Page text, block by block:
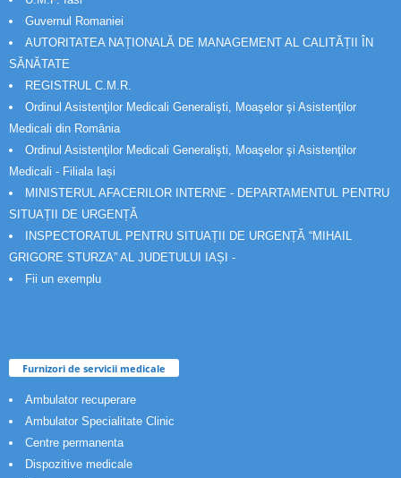
Guvernul Romaniei
AUTORITATEA NAȚIONALĂ DE MANAGEMENT AL CALITĂȚII ÎN
SĂNĂTATE
REGISTRUL C.M.R.
Ordinul Asistenţilor Medicali Generalişti, Moaşelor şi Asistenţilor
Medicali din România
Ordinul Asistenţilor Medicali Generalişti, Moaşelor şi Asistenţilor
Medicali - Filiala Iași
MINISTERUL AFACERILOR INTERNE - DEPARTAMENTUL PENTRU
SITUAȚII DE URGENȚĂ
INSPECTORATUL PENTRU SITUAȚII DE URGENȚĂ “MIHAIL
GRIGORE STURZA” AL JUDETULUI IAȘI -
Fii un exemplu
Furnizori de servicii medicale
Ambulator recuperare
Ambulator Specialitate Clinic
Centre permanenta
Dispozitive medicale